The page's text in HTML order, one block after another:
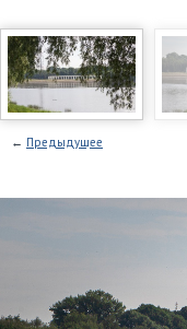
← Предыдущее